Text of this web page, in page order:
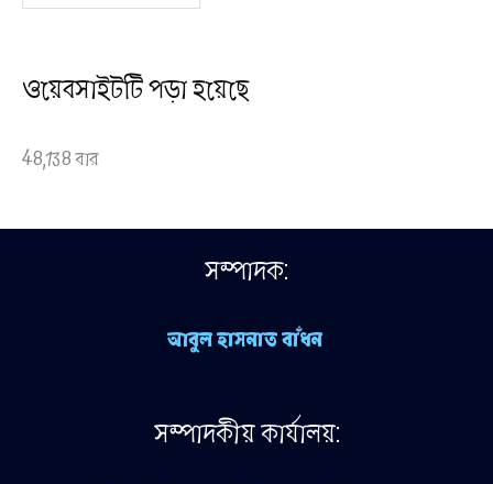
ওয়েবসাইটটি পড়া হয়েছে
48,138 বার
সম্পাদক:
আবুল হাসনাত বাঁধন
সম্পাদকীয় কার্যালয়: